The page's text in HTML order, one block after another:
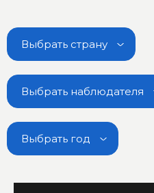
Выбрать страну
Выбрать наблюдателя
Выбрать год